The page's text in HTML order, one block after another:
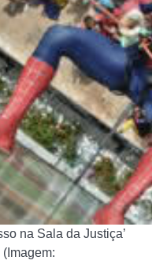
na Sala da Justiça’